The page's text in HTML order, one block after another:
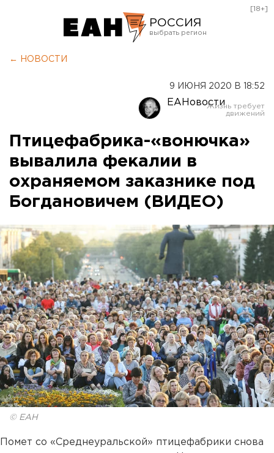
РОССИЯ
Оренбург
[18+]
← НОВОСТИ
9 ИЮНЯ 2020 В 18:52
ЕАНовости
Птицефабрика-«вонючка»
вывалила фекалии в
охраняемом заказнике под
Богдановичем (ВИДЕО)
© ЕАН
Помет со «Среднеуральской» птицефабрики снова